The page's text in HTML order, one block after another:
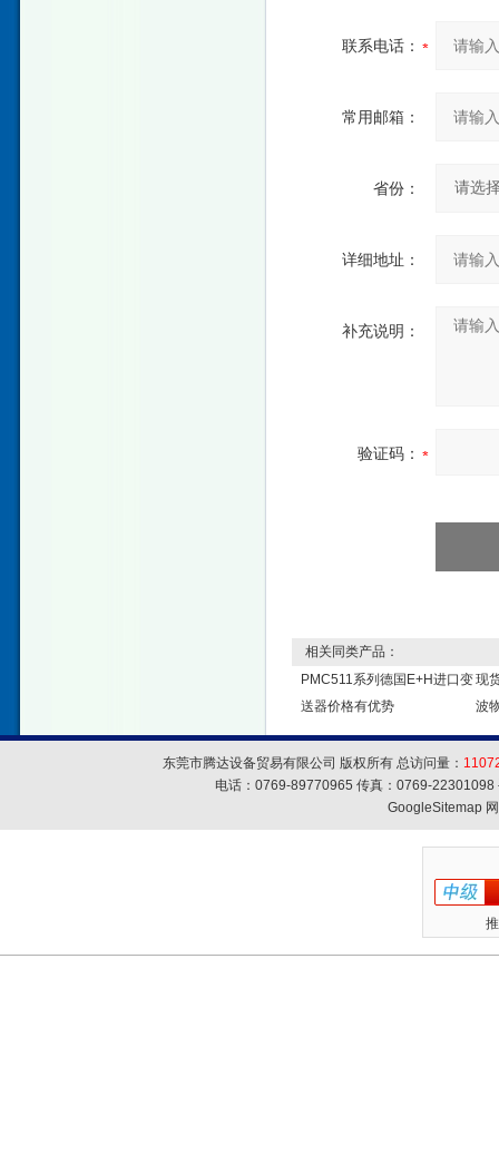
联系电话：
常用邮箱：
省份：
详细地址：
补充说明：
验证码：
相关同类产品：
PMC511系列德国E+H进口变
送器价格有优势
现
波
东莞市腾达设备贸易有限公司 版权所有 总访问量：
电话：0769-89770965 传真：0769-
GoogleSitemap网